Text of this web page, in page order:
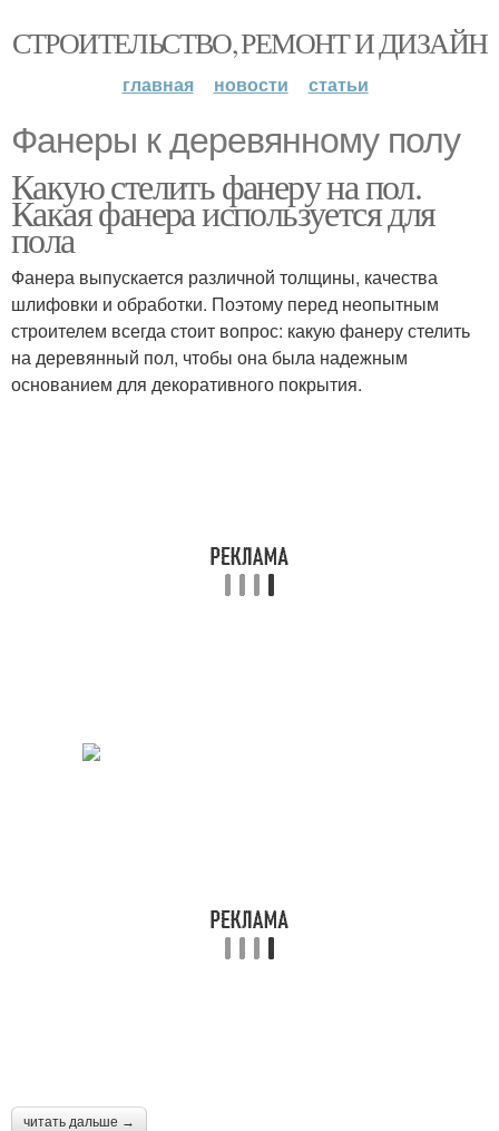
СТРОИТЕЛЬСТВО, РЕМОНТ И ДИЗАЙН
главная новости статьи
Фанеры к деревянному полу
Какую стелить фанеру на пол.
Какая фанера используется для
пола
Фанера выпускается различной толщины, качества
шлифовки и обработки. Поэтому перед неопытным
строителем всегда стоит вопрос: какую фанеру стелить
на деревянный пол, чтобы она была надежным
основанием для декоративного покрытия.
читать дальше →